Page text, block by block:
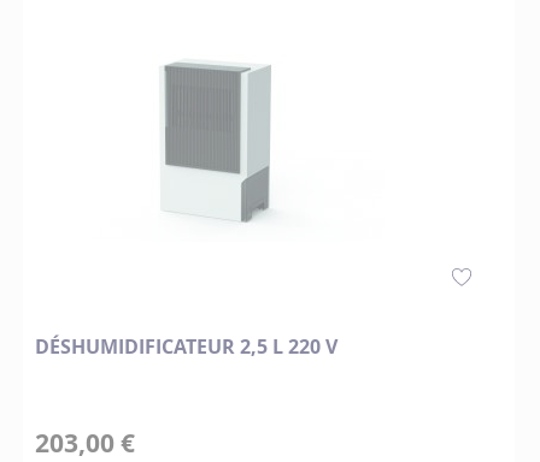
DÉSHUMIDIFICATEUR 2,5 L 220 V
203,00 €